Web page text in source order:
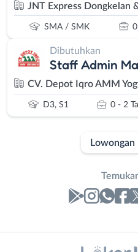
JNT Express Dongkelan
SMA / SMK
Dibutuhkan
Staff Admin
CV. Depot Iqro AMM
D3, S1 0 - 2
Lowongan